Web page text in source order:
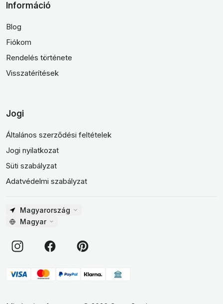
Információ
Blog
Fiókom
Rendelés története
Visszatérítések
Jogi
Általános szerződési feltételek
Jogi nyilatkozat
Süti szabályzat
Adatvédelmi szabályzat
Magyarország
Magyar